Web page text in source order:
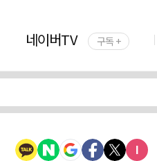
네이버TV 구독 +